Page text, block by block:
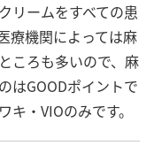
リームをすべての患
療機関によっては麻
ころも多いので、麻
はGOODポイントで
・VIOのみです。